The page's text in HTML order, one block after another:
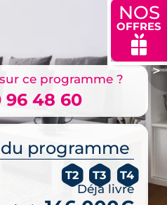
NOS
OFFRES
🎁
>
ce programme ?
96 48 60
programme
T2 T3 T4
Déjà livré